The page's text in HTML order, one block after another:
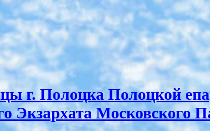
г. Полоцка Полоцкой
Экзархата Московского